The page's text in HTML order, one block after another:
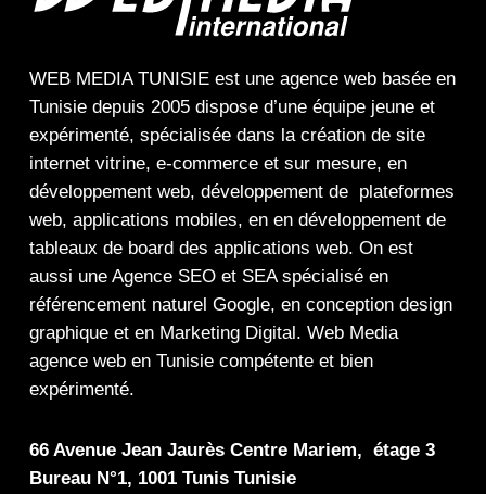
WEB MEDIA TUNISIEest une agence webbasée en
Tunisie depuis 2005 dispose d’une équipe jeune et
expérimenté, spécialisée dans la création de site
internet vitrine, e-commerceet sur mesure, en
développement web, développement de plateformes
web, applications mobiles, en en développement de
tableaux de boarddes applications web. On est
aussi une Agence SEOet SEAspécialisé en
référencement naturel Google, en conception design
graphiqueet en Marketing Digital. Web Media
agence web en Tunisie compétente et bien
expérimenté.
66 Avenue Jean Jaurès Centre Mariem, étage 3
Bureau N°1, 1001 Tunis Tunisie